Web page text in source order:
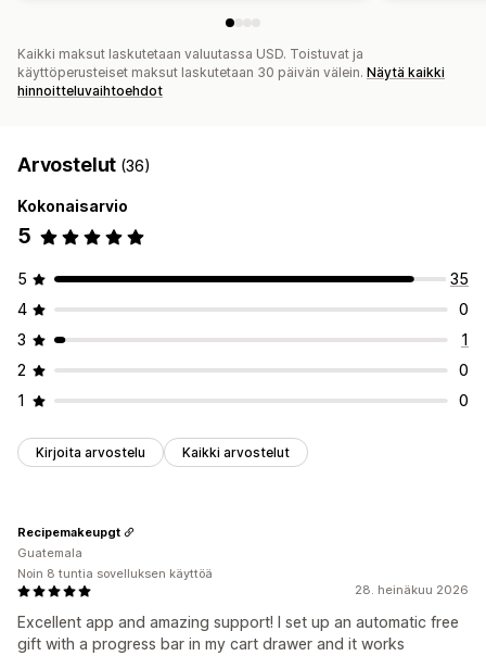
Konversioasteet
Optimointiehdotukset
Suppilon tehokkuus
Kaikki maksut laskutetaan valuutassa USD. Toistuvat ja
käyttöperusteiset maksut laskutetaan 30 päivän välein. Näytä kaikki
hinnoitteluvaihtoehdot
Arvostelut (36)
Kokonaisarvio
5
5
35
4
0
3
1
2
0
1
0
Kirjoita arvostelu Kaikki arvostelut
28. heinäkuu 2026
Excellent app and amazing support! I set up an automatic free
gift with a progress bar in my cart drawer and it works
Recipemakeupgt
Guatemala
Noin 8 tuntia sovelluksen käyttöä